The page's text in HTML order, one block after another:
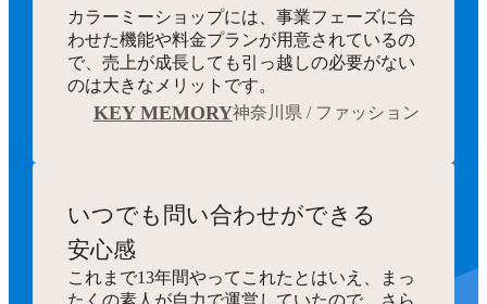
カラーミーショップには、事業フェーズに合
わせた機能や料金プランが用意されているの
で、売上が成長しても引っ越しの必要がない
のは大きなメリットです。
KEY MEMORY神奈川県 / ファッション
いつでも 問い合わせができる
安心感
これまで13年間やってこれたとはいえ、まっ
たくの素人が自力で運営していたので、さら